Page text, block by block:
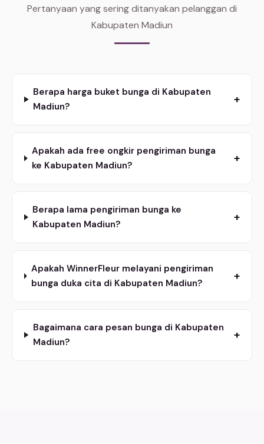
Pertanyaan yang sering ditanyakan pelanggan di
Kabupaten Madiun
Berapa harga buket bunga di Kabupaten
Madiun?
+
Apakah ada free ongkir pengiriman bunga
ke Kabupaten Madiun?
+
Berapa lama pengiriman bunga ke
Kabupaten Madiun?
+
Apakah WinnerFleur melayani pengiriman
bunga duka cita di Kabupaten Madiun?
+
Bagaimana cara pesan bunga di Kabupaten
Madiun?
+